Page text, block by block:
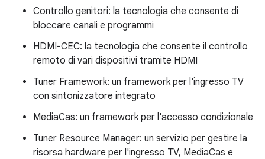
Controllo genitori: la tecnologia che consente di
bloccare canali e programmi
HDMI-CEC: la tecnologia che consente il controllo
remoto di vari dispositivi tramite HDMI
Tuner Framework: un framework per l'ingresso TV
con sintonizzatore integrato
MediaCas: un framework per l'accesso condizionale
Tuner Resource Manager: un servizio per gestire la
risorsa hardware per l'ingresso TV, MediaCas e